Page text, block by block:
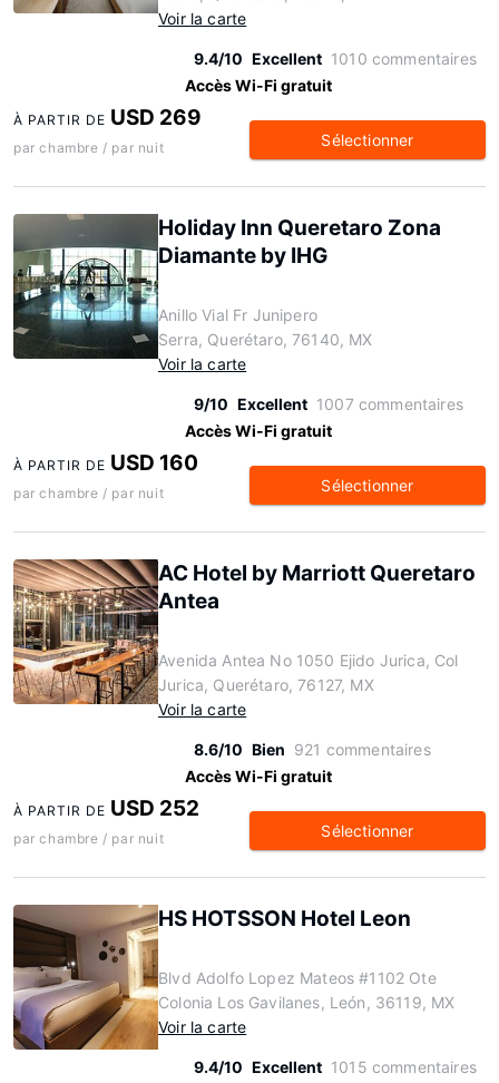
Voir la carte
9.4/10 Excellent 1010 commentaires
Accès Wi-Fi gratuit
À PARTIR DE USD 269
par chambre / par nuit Sélectionner
Holiday Inn Queretaro Zona
Diamante by IHG
Anillo Vial Fr Junipero
Serra, Querétaro, 76140, MX
Voir la carte
9/10 Excellent 1007 commentaires
Accès Wi-Fi gratuit
À PARTIR DE USD 160
par chambre / par nuit Sélectionner
AC Hotel by Marriott Queretaro
Antea
Avenida Antea No 1050 Ejido Jurica, Col
Jurica, Querétaro, 76127, MX
Voir la carte
8.6/10 Bien 921 commentaires
Accès Wi-Fi gratuit
À PARTIR DE USD 252
par chambre / par nuit Sélectionner
HS HOTSSON Hotel Leon
Blvd Adolfo Lopez Mateos #1102 Ote
Colonia Los Gavilanes, León, 36119, MX
Voir la carte
9.4/10 Excellent 1015 commentaires